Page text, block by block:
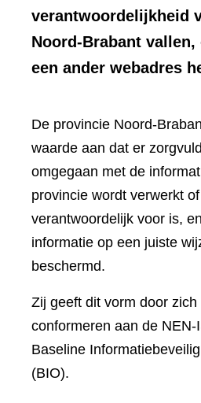
verantwoordelijkheid
Noord-Brabant vallen,
een ander webadres
De provincie Noord-
waarde aan dat er
omgegaan met de
provincie wordt verwerkt
verantwoordelijk voor is,
informatie op een juiste
beschermd.
Zij geeft dit vorm door
conformeren aan de
Baseline
(BIO).